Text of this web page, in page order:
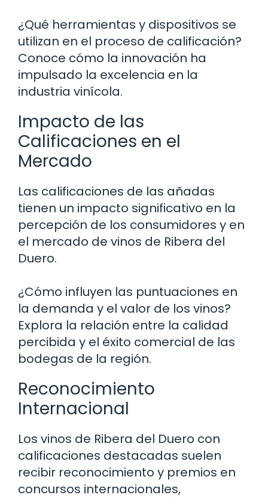
¿Qué herramientas y dispositivos se
utilizan en el proceso de calificación?
Conoce cómo la innovación ha
impulsado la excelencia en la
industria vinícola.
Impacto de las
Calificaciones en el
Mercado
Las calificaciones de las añadas
tienen un impacto significativo en la
percepción de los consumidores y en
el mercado de vinos de Ribera del
Duero.
¿Cómo influyen las puntuaciones en
la demanda y el valor de los vinos?
Explora la relación entre la calidad
percibida y el éxito comercial de las
bodegas de la región.
Reconocimiento
Internacional
Los vinos de Ribera del Duero con
calificaciones destacadas suelen
recibir reconocimiento y premios en
concursos internacionales,